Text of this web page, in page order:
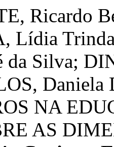
Ricardo
Lídia
da Silva;
NA
AS